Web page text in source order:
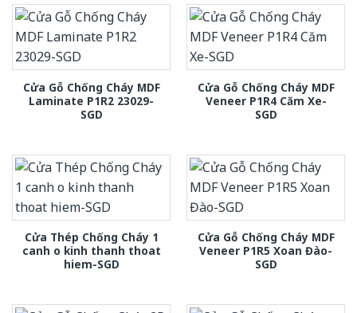
Cửa Gỗ Chống Cháy MDF
Laminate P1R2 23029-
SGD
Cửa Gỗ Chống Cháy MDF
Veneer P1R4 Căm Xe-
SGD
Cửa Thép Chống Cháy 1
canh o kinh thanh thoat
hiem-SGD
Cửa Gỗ Chống Cháy MDF
Veneer P1R5 Xoan Đào-
SGD